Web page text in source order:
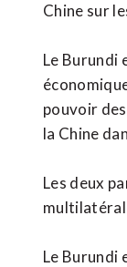
Chine sur
Le Burundi
pouvoir
la Chine
Les deux
Le Burundi